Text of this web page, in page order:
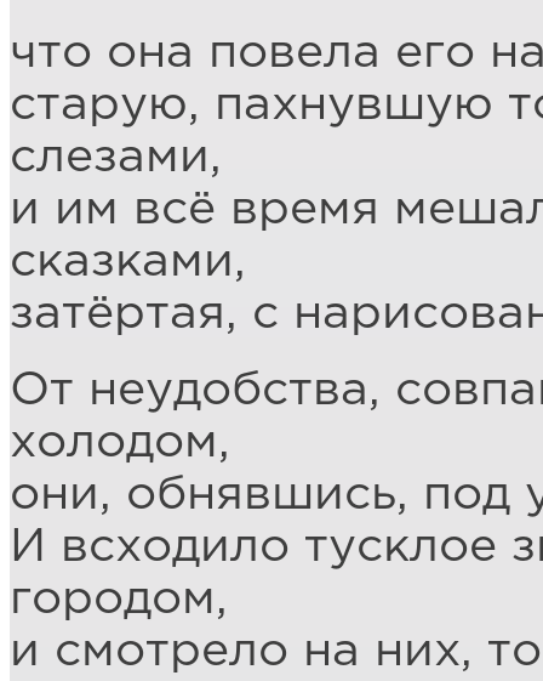
что она повела его
старую, пахнувшую
слезами,
и им всё время
сказками,
затёртая, с
От неудобства,
холодом,
они, обнявшись, под
И всходило тусклое
городом,
и смотрело на них,